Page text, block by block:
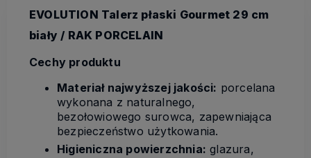
EVOLUTION Talerz płaski Gourmet 29 cm
biały / RAK PORCELAIN
Cechy produktu
Materiał najwyższej jakości: porcelana
wykonana z naturalnego,
bezołowiowego surowca, zapewniająca
bezpieczeństwo użytkowania.
Higieniczna powierzchnia: glazura,